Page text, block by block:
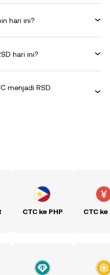
hari ini?
hari ini?
menjadi RSD
CTC ke PHP CTC ke